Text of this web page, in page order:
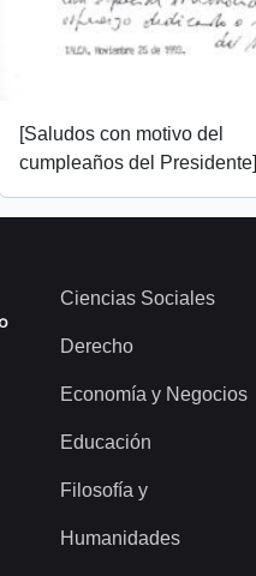
[Saludos con motivo del
cumpleaños del Presidente]
Ciencias Sociales
Derecho
Economía y Negocios
Educación
Filosofía y
Humanidades